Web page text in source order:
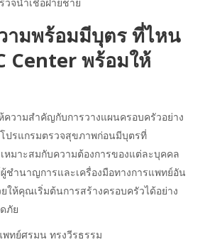
วจน้ำเชื้อฝ่ายชาย
ามพร้อมมีบุตร ที่ไหน
Center พร้อมให้
ความสำคัญกับการวางแผนครอบครัวอย่าง
ปรแกรมตรวจสุขภาพก่อนมีบุตรที่
หมาะสมกับความต้องการของแต่ละบุคคล
ชำนาญการและเครื่องมือทางการแพทย์อัน
ให้คุณเริ่มต้นการสร้างครอบครัวได้อย่าง
ภัย
ทย์ศรมน ทรงวีรธรรม